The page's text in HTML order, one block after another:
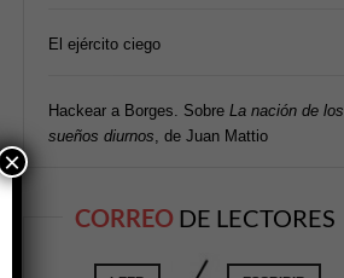
El ejército ciego
Hackear a Borges. Sobre La nación de los
sueños diurnos , de Juan Mattio
CORREO DE LECTORES
×